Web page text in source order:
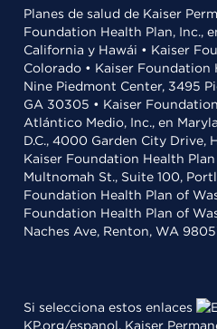
Planes de salud de Kaiser
Foundation Health Plan, Inc.,
California y Hawái • Kaiser
Colorado • Kaiser Foundation
Nine Piedmont Center, 3495
GA 30305 • Kaiser
Atlántico Medio, Inc., en
D.C., 4000 Garden City Drive,
Kaiser Foundation Health
Multnomah St., Suite 100,
Foundation Health Plan of
Foundation Health Plan of
Naches Ave, Renton, WA
Si selecciona estos enlaces
KP.org/espanol. Kaiser